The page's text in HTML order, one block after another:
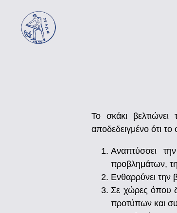
Το σκάκι βελτιώνει
αποδεδειγμένο ότι το
Αναπτύσσει
προβλημάτων,
Ενθαρρύνει την
Σε χώρες όπου
προτύπων και